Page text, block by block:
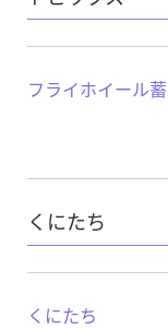
フライホイール
くにたち
くにたち